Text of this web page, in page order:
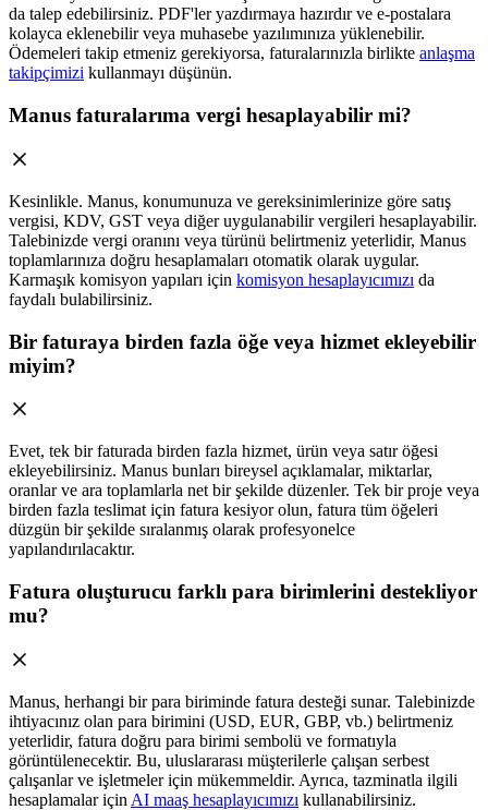
da talep edebilirsiniz. PDF'ler yazdırmaya hazırdır ve e-postalara
kolayca eklenebilir veya muhasebe yazılımınıza yüklenebilir.
Ödemeleri takip etmeniz gerekiyorsa, faturalarınızla birlikte anlaşma
takipçimizi kullanmayı düşünün.
Manus faturalarıma vergi hesaplayabilir mi?
Kesinlikle. Manus, konumunuza ve gereksinimlerinize göre satış
vergisi, KDV, GST veya diğer uygulanabilir vergileri hesaplayabilir.
Talebinizde vergi oranını veya türünü belirtmeniz yeterlidir, Manus
toplamlarınıza doğru hesaplamaları otomatik olarak uygular.
Karmaşık komisyon yapıları için komisyon hesaplayıcımızı da
faydalı bulabilirsiniz.
Bir faturaya birden fazla öğe veya hizmet ekleyebilir
miyim?
Evet, tek bir faturada birden fazla hizmet, ürün veya satır öğesi
ekleyebilirsiniz. Manus bunları bireysel açıklamalar, miktarlar,
oranlar ve ara toplamlarla net bir şekilde düzenler. Tek bir proje veya
birden fazla teslimat için fatura kesiyor olun, fatura tüm öğeleri
düzgün bir şekilde sıralanmış olarak profesyonelce
yapılandırılacaktır.
Fatura oluşturucu farklı para birimlerini destekliyor
mu?
Manus, herhangi bir para biriminde fatura desteği sunar. Talebinizde
ihtiyacınız olan para birimini (USD, EUR, GBP, vb.) belirtmeniz
yeterlidir, fatura doğru para birimi sembolü ve formatıyla
görüntülenecektir. Bu, uluslararası müşterilerle çalışan serbest
çalışanlar ve işletmeler için mükemmeldir. Ayrıca, tazminatla ilgili
hesaplamalar için AI maaş hesaplayıcımızı kullanabilirsiniz.